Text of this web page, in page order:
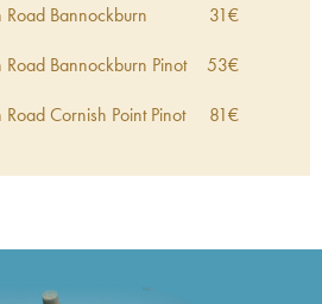
Bannockburn
31€
Bannockburn Pinot
53€
Cornish Point Pinot
81€